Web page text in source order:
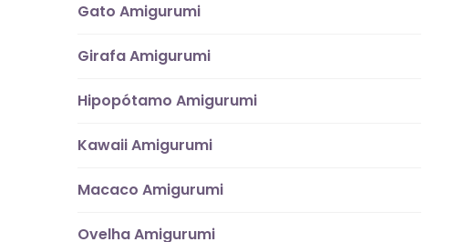
Gato Amigurumi
Girafa Amigurumi
Hipopótamo Amigurumi
Kawaii Amigurumi
Macaco Amigurumi
Ovelha Amigurumi